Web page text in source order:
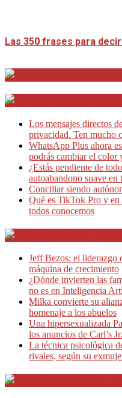
Las 350 frases para
Los mensajes directos
privacidad. Ten mucho
WhatsApp Plus ahora
podrás cambiar el color
¿Estás pendiente de
autoabandono suave en
Conciliar siendo
Qué es TikTok Pro y
todos conocemos
Jeff Bezos: el liderazgo
máquina de crecimiento
¿Dónde invierten las
no es en Inteligencia
Milka convierte su
homenaje a los abuelos
Una hipersexualizada
los anuncios de Carl’s Jr.
La técnica psicológica
rivales, según su